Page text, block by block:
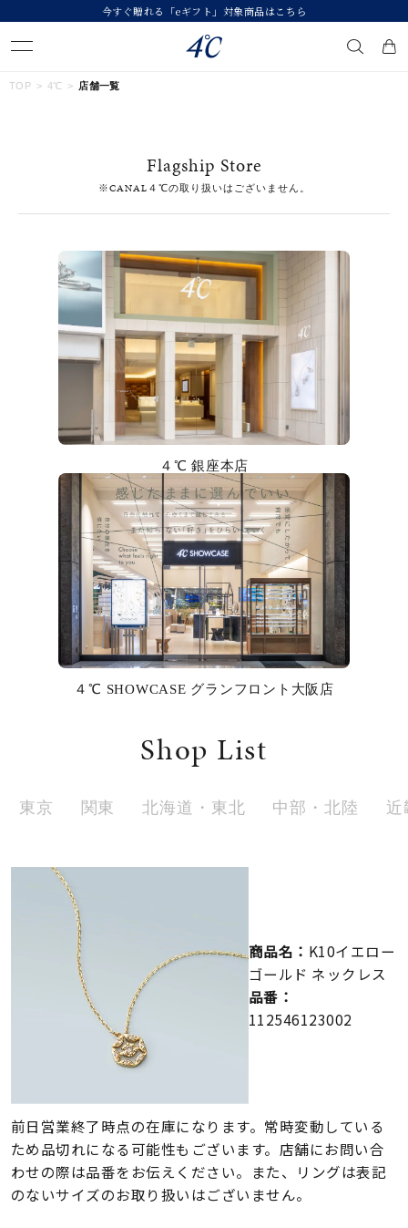
今すぐ贈れる「eギフト」対象商品はこちら
#ハーフエタニティリング
#エタニティ
#ダイヤモンド ネックレス
#eギフト
カテゴリー すべてのジュエリー
ファッションテイスト
着用シーン
リングサイズ
すべて表示
TOP 4℃ 店舗一覧
Flagship Store
※CANAL４℃の取り扱いはございません。
４℃ 銀座本店
４℃ SHOWCASE グランフロント大阪店
Shop List
東京 関東 北海道・東北 中部・北陸 近
商品名： K10イエロー
ゴールド ネックレス
品番：
112546123002
前日営業終了時点の在庫になります。常時変動している
ため品切れになる可能性もございます。店舗にお問い合
わせの際は品番をお伝えください。また、リングは表記
のないサイズのお取り扱いはございません。